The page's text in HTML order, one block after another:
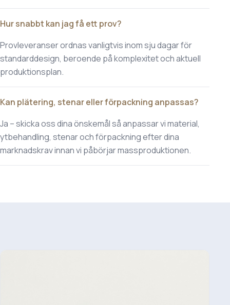
Hur snabbt kan jag få ett prov?
Provleveranser ordnas vanligtvis inom sju dagar för
standarddesign, beroende på komplexitet och aktuell
produktionsplan.
Kan plätering, stenar eller förpackning anpassas?
Ja – skicka oss dina önskemål så anpassar vi material,
ytbehandling, stenar och förpackning efter dina
marknadskrav innan vi påbörjar massproduktionen.